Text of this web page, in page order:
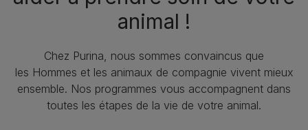
animal !​
Chez Purina, nous sommes convaincus que
les Hommes et les animaux de compagnie vivent mieux
ensemble. Nos programmes vous accompagnent dans
toutes les étapes de la vie de votre animal.​